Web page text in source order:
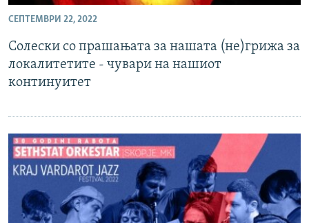
СЕПТЕМВРИ 22, 2022
Солески со прашањата за нашата (не)грижа за
локалитетите - чувари на нашиот
континуитет